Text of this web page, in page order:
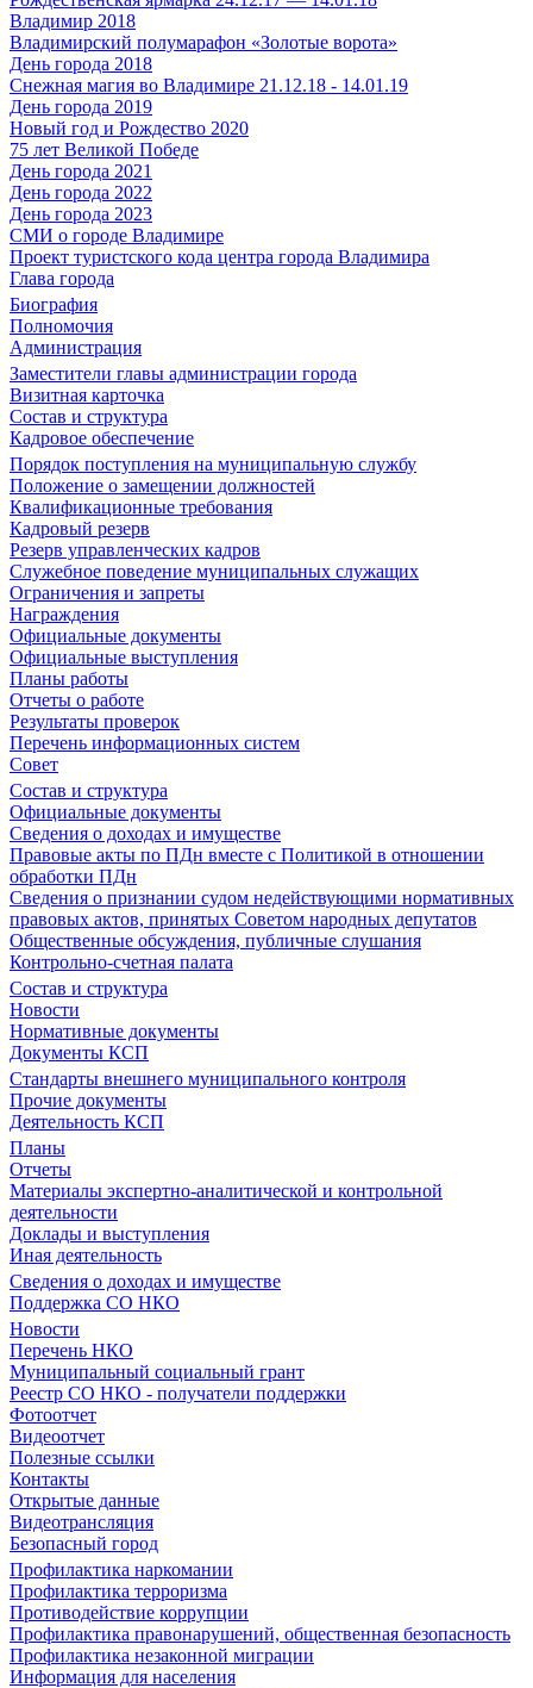
Владимир 2018
Владимирский полумарафон «Золотые ворота»
День города 2018
Снежная магия во Владимире 21.12.18 - 14.01.19
День города 2019
Новый год и Рождество 2020
75 лет Великой Победе
День города 2021
День города 2022
День города 2023
СМИ о городе Владимире
Проект туристского кода центра города Владимира
Глава города
Биография
Полномочия
Администрация
Заместители главы администрации города
Визитная карточка
Состав и структура
Кадровое обеспечение
Порядок поступления на муниципальную службу
Положение о замещении должностей
Квалификационные требования
Кадровый резерв
Резерв управленческих кадров
Служебное поведение муниципальных служащих
Ограничения и запреты
Награждения
Официальные документы
Официальные выступления
Планы работы
Отчеты о работе
Результаты проверок
Перечень информационных систем
Совет
Состав и структура
Официальные документы
Сведения о доходах и имуществе
Правовые акты по ПДн вместе с Политикой в отношении
обработки ПДн
Сведения о признании судом недействующими нормативных
правовых актов, принятых Советом народных депутатов
Общественные обсуждения, публичные слушания
Контрольно-счетная палата
Состав и структура
Новости
Нормативные документы
Документы КСП
Стандарты внешнего муниципального контроля
Прочие документы
Деятельность КСП
Планы
Отчеты
Материалы экспертно-аналитической и контрольной
деятельности
Доклады и выступления
Иная деятельность
Сведения о доходах и имуществе
Поддержка СО НКО
Новости
Перечень НКО
Муниципальный социальный грант
Реестр СО НКО - получатели поддержки
Фотоотчет
Видеоотчет
Полезные ссылки
Контакты
Открытые данные
Видеотрансляция
Безопасный город
Профилактика наркомании
Профилактика терроризма
Противодействие коррупции
Профилактика правонарушений, общественная безопасность
Профилактика незаконной миграции
Информация для населения